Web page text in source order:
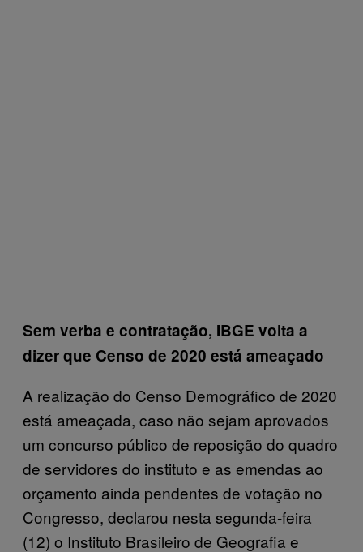
Sem verba e contratação, IBGE volta a
dizer que Censo de 2020 está ameaçado
A realização do Censo Demográfico de 2020
está ameaçada, caso não sejam aprovados
um concurso público de reposição do quadro
de servidores do instituto e as emendas ao
orçamento ainda pendentes de votação no
Congresso, declarou nesta segunda-feira
(12) o Instituto Brasileiro de Geografia e